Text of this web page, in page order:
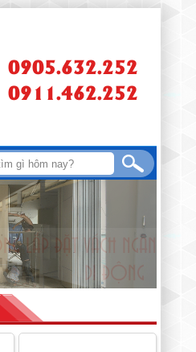
0905.632.252
0911.462.252
LẮP ĐẶT VÁCH NGĂN
DI ĐỘNG